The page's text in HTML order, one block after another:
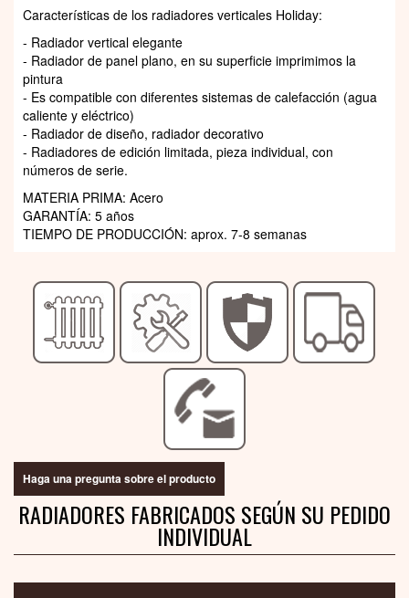
Características de los radiadores verticales Holiday:
- Radiador vertical elegante
- Radiador de panel plano, en su superficie imprimimos la
pintura
- Es compatible con diferentes sistemas de calefacción (agua
caliente y eléctrico)
- Radiador de diseño, radiador decorativo
- Radiadores de edición limitada, pieza individual, con
números de serie.
MATERIA PRIMA: Acero
GARANTÍA: 5 años
TIEMPO DE PRODUCCIÓN: aprox. 7-8 semanas
Haga una pregunta sobre el producto
RADIADORES FABRICADOS SEGÚN SU PEDIDO
INDIVIDUAL